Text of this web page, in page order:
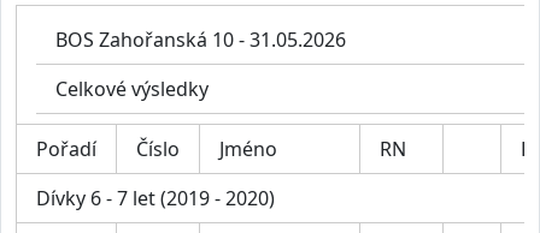
BOS Zahořanská 10 - 31.05.2026
Celkové výsledky
Pořadí Číslo Jméno RN
Dívky 6 - 7 let (2019 - 2020)